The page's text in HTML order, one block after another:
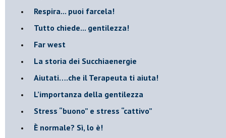
​Respira... puoi farcela!
​Tutto chiede... gentilezza!
​Far west
​La storia dei Succhiaenergie
​Aiutati….che il Terapeuta ti aiuta!
​L’importanza della gentilezza
​Stress “buono” e stress “cattivo”
​È normale? Sì, lo è!